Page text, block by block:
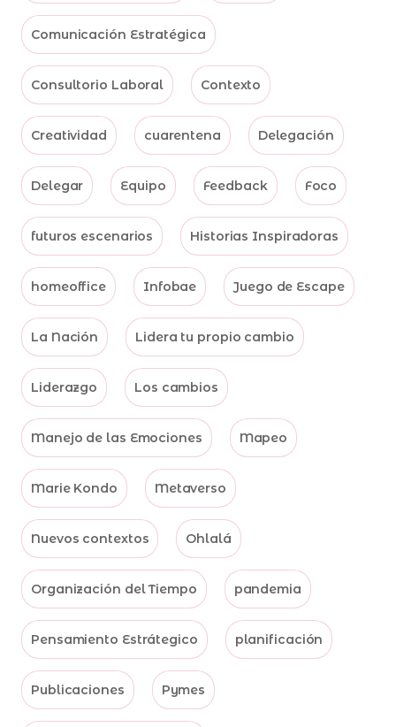
Comunicación Estratégica
Consultorio Laboral Contexto
Creatividad cuarentena Delegación
Delegar Equipo Feedback Foco
futuros escenarios Historias Inspiradoras
homeoffice Infobae Juego de Escape
La Nación Lidera tu propio cambio
Liderazgo Los cambios
Manejo de las Emociones Mapeo
Marie Kondo Metaverso
Nuevos contextos Ohlalá
Organización del Tiempo pandemia
Pensamiento Estrátegico planificación
Publicaciones Pymes